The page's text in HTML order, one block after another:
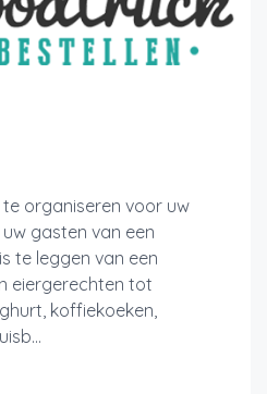
organiseren voor uw
gasten van een
te leggen van een
eiergerechten tot
koffiekoeken,